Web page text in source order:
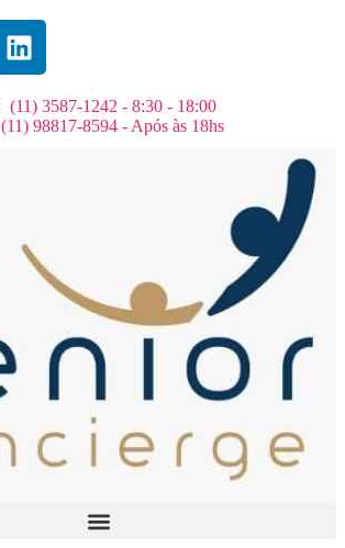
(11) 3587-1242 - 8:30 - 18:00
(11) 98817-8594 - Após às 18hs